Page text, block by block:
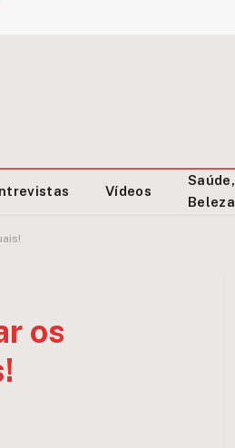
Vídeos
Saúde,
Beleza
os